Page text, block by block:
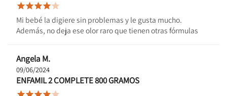

Mi bebé la digiere sin problemas y le gusta mucho.
Además, no deja ese olor raro que tienen otras fórmulas
Angela M.
09/06/2024
ENFAMIL 2 COMPLETE 800 GRAMOS